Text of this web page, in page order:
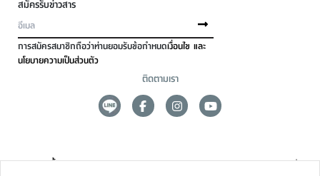
สมัครรับข่าวสาร
การสมัครสมาชิกถือว่าท่านยอมรับข้อกำหนดเงื่อนไข และ
นโยบายความเป็นส่วนตัว
ติดตามเรา
ดูแลลูกค้า